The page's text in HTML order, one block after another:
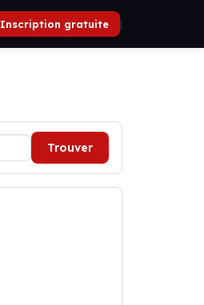
Inscription gratuite |
Trouver